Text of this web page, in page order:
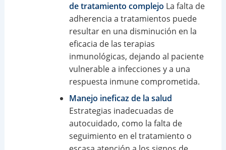
de tratamiento complejo La falta de
adherencia a tratamientos puede
resultar en una disminución en la
eficacia de las terapias
inmunológicas, dejando al paciente
vulnerable a infecciones y a una
respuesta inmune comprometida.
Manejo ineficaz de la salud
Estrategias inadecuadas de
autocuidado, como la falta de
seguimiento en el tratamiento o